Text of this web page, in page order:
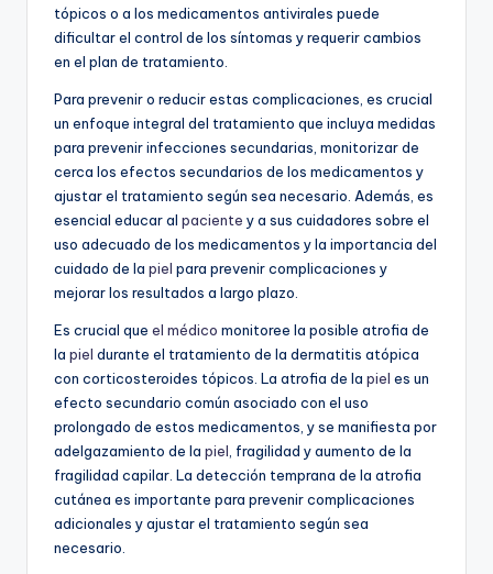
tópicos o a los medicamentos antivirales puede
dificultar el control de los síntomas y requerir cambios
en el plan de tratamiento.
Para prevenir o reducir estas complicaciones, es crucial
un enfoque integral del tratamiento que incluya medidas
para prevenir infecciones secundarias, monitorizar de
cerca los efectos secundarios de los medicamentos y
ajustar el tratamiento según sea necesario. Además, es
esencial educar al paciente y a sus cuidadores sobre el
uso adecuado de los medicamentos y la importancia del
cuidado de la piel para prevenir complicaciones y
mejorar los resultados a largo plazo.
Es crucial que el médico monitoree la posible atrofia de
la piel durante el tratamiento de la dermatitis atópica
con corticosteroides tópicos. La atrofia de la piel es un
efecto secundario común asociado con el uso
prolongado de estos medicamentos, y se manifiesta por
adelgazamiento de la piel , fragilidad y aumento de la
fragilidad capilar. La detección temprana de la atrofia
cutánea es importante para prevenir complicaciones
adicionales y ajustar el tratamiento según sea
necesario.